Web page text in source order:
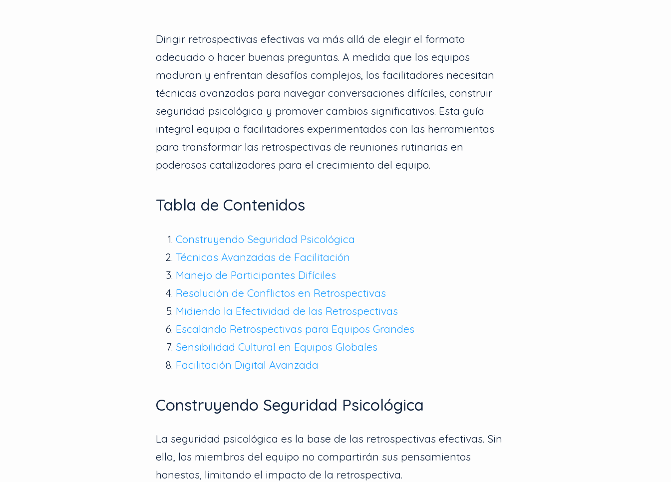
Dirigir retrospectivas efectivas va más allá de elegir el formato
adecuado o hacer buenas preguntas. A medida que los equipos
maduran y enfrentan desafíos complejos, los facilitadores necesitan
técnicas avanzadas para navegar conversaciones difíciles, construir
seguridad psicológica y promover cambios significativos. Esta guía
integral equipa a facilitadores experimentados con las herramientas
para transformar las retrospectivas de reuniones rutinarias en
poderosos catalizadores para el crecimiento del equipo.
Tabla de Contenidos
Construyendo Seguridad Psicológica
Técnicas Avanzadas de Facilitación
Manejo de Participantes Difíciles
Resolución de Conflictos en Retrospectivas
Midiendo la Efectividad de las Retrospectivas
Escalando Retrospectivas para Equipos Grandes
Sensibilidad Cultural en Equipos Globales
Facilitación Digital Avanzada
Construyendo Seguridad Psicológica
La seguridad psicológica es la base de las retrospectivas efectivas. Sin
ella, los miembros del equipo no compartirán sus pensamientos
honestos, limitando el impacto de la retrospectiva.